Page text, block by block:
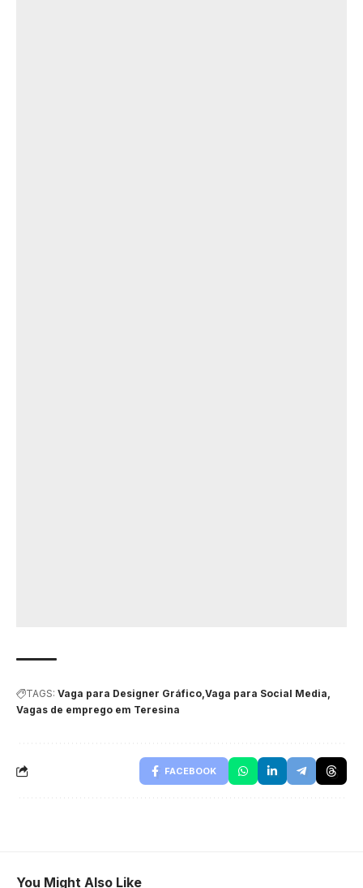
TAGS: Vaga para Designer Gráfico Vaga para Social Media
Vagas de emprego em Teresina
FACEBOOK
You Might Also Like